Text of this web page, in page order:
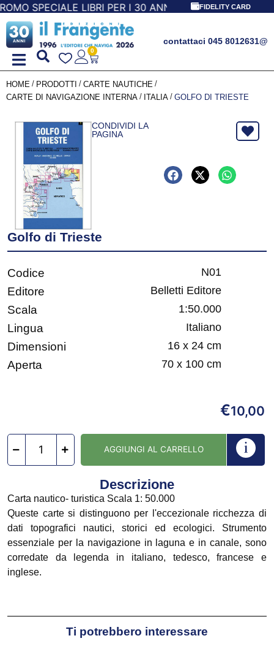
SPECIALE LIBRI PER I 30 ANNI DEL FRANGENTE! ***
FIDELITY CARD
contattaci 045 8012631@
0
HOME / PRODOTTI / CARTE NAUTICHE /
CARTE DI NAVIGAZIONE INTERNA / ITALIA / GOLFO DI TRIESTE
CONDIVIDI LA
PAGINA
Golfo di Trieste
Codice N01
Editore Belletti Editore
Scala 1:50.000
Lingua Italiano
Dimensioni 16 x 24 cm
Aperta 70 x 100 cm
€10,00
AGGIUNGI AL CARRELLO
Descrizione
Carta nautico- turistica Scala 1: 50.000
Queste carte si distinguono per l'eccezionale ricchezza di
dati topografici nautici, storici ed ecologici. Strumento
essenziale per la navigazione in laguna e in canale, sono
corredate da legenda in italiano, tedesco, francese e
inglese.
Ti potrebbero interessare